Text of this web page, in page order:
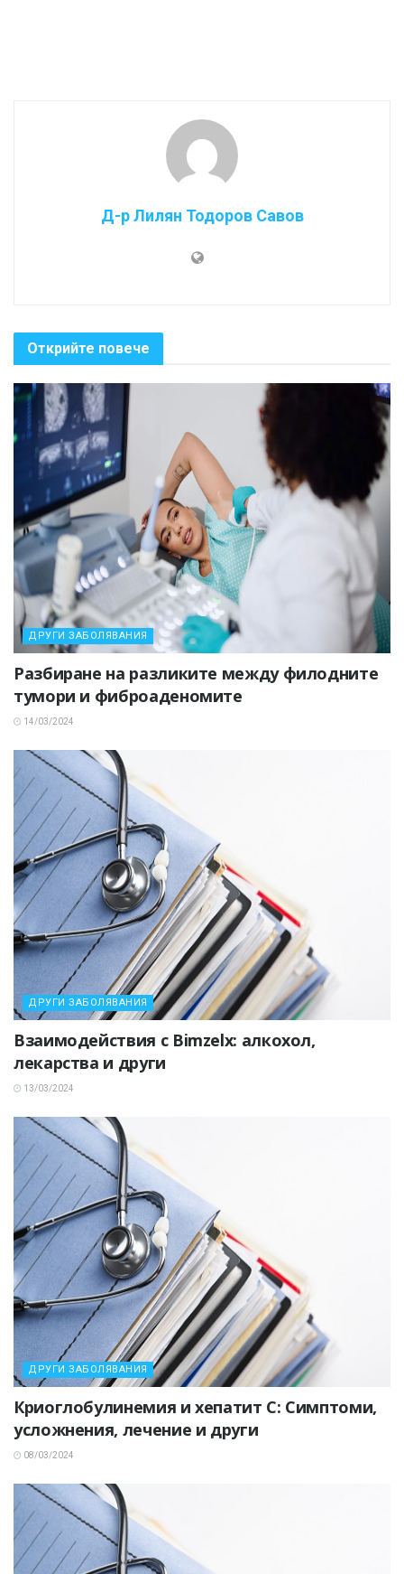
Д-р Лилян Тодоров Савов
Открийте повече
ДРУГИ ЗАБОЛЯВАНИЯ
Разбиране на разликите между филодните
тумори и фиброаденомите
14/03/2024
ДРУГИ ЗАБОЛЯВАНИЯ
Взаимодействия с Bimzelx: алкохол,
лекарства и други
13/03/2024
ДРУГИ ЗАБОЛЯВАНИЯ
Криоглобулинемия и хепатит C: Симптоми,
усложнения, лечение и други
08/03/2024